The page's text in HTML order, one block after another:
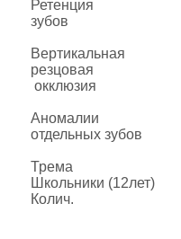
Ретенция
зубов
Вертикальная
резцовая
окклюзия
Аномалии
отдельных зубов
Трема
Школьники (12лет)
Колич.